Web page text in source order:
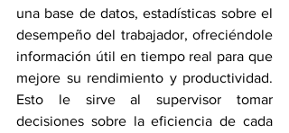
una base de datos, estadísticas sobre el
desempeño del trabajador, ofreciéndole
información útil en tiempo real para que
mejore su rendimiento y productividad.
Esto le sirve al supervisor tomar
decisiones sobre la eficiencia de cada